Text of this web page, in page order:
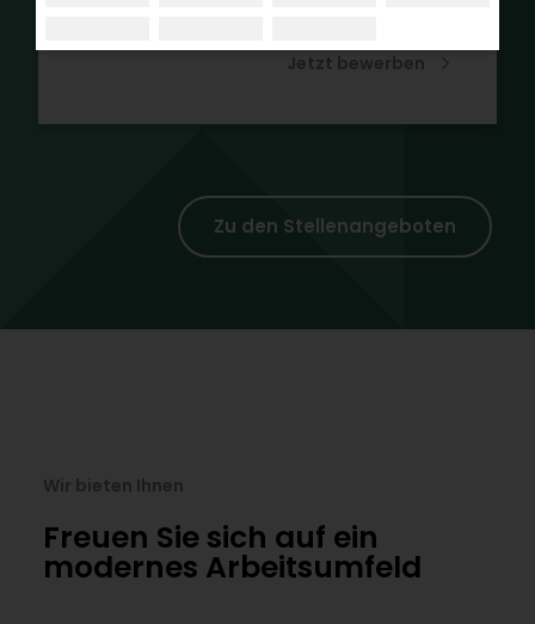
Jetzt bewerben
Zu den Stellenangeboten
Wir bieten Ihnen
Freuen Sie sich auf ein
modernes Arbeitsumfeld